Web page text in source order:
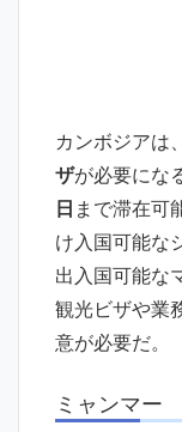
カンボジアは
ザが必要にな
日 まで滞在可
け入国可能な
出入国可能な
観光ビザや業
意が必要だ。
ミャンマー